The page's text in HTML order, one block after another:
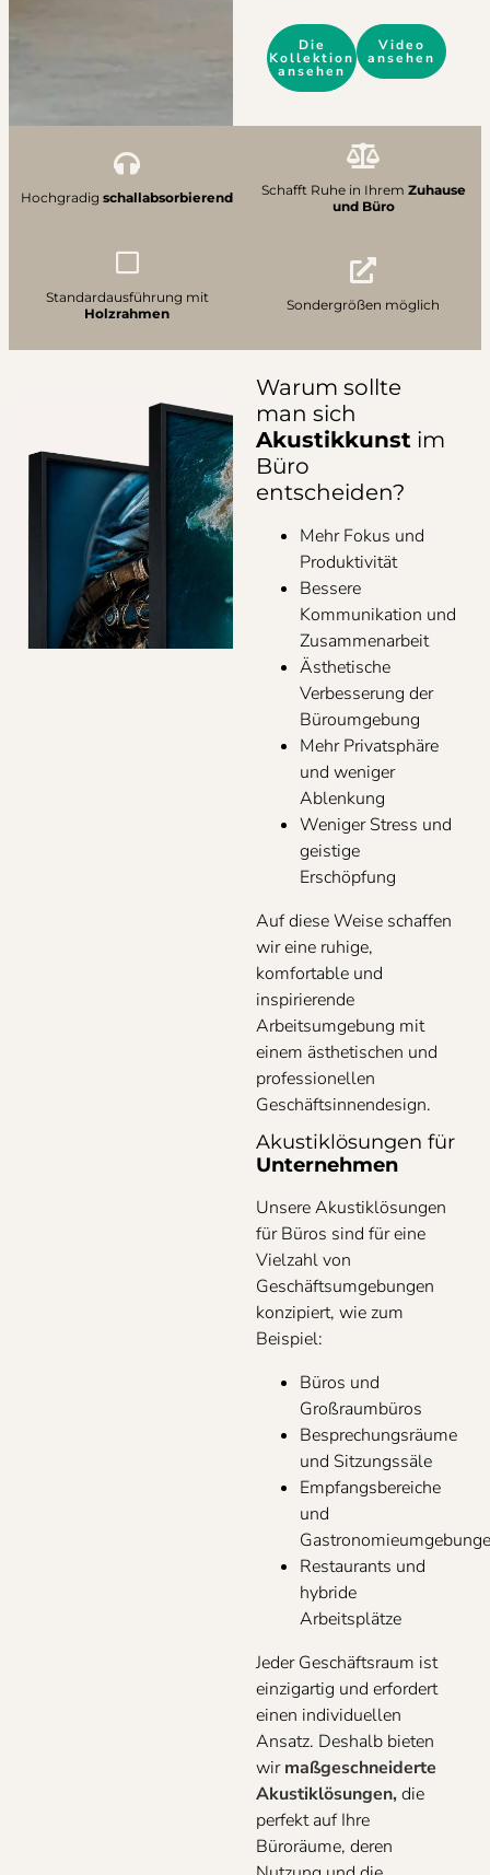
Die
Kollektion
ansehen
Video
ansehen
Hochgradig schallabsorbierend Schafft Ruhe in Ihrem Zuhause
und Büro
Standardausführung mit
Holzrahmen
Sondergrößen möglich
Warum sollte
man sich
Akustikkunst im
Büro
entscheiden?
Mehr Fokus und
Produktivität
Bessere
Kommunikation und
Zusammenarbeit
Ästhetische
Verbesserung der
Büroumgebung
Mehr Privatsphäre
und weniger
Ablenkung
Weniger Stress und
geistige
Erschöpfung
Auf diese Weise schaffen
wir eine ruhige,
komfortable und
inspirierende
Arbeitsumgebung mit
einem ästhetischen und
professionellen
Geschäftsinnendesign.
Akustiklösungen für
Unternehmen
Unsere Akustiklösungen
für Büros sind für eine
Vielzahl von
Geschäftsumgebungen
konzipiert, wie zum
Beispiel:
Büros und
Großraumbüros
Besprechungsräume
und Sitzungssäle
Empfangsbereiche
und
Restaurants und
hybride
Arbeitsplätze
Jeder Geschäftsraum ist
einzigartig und erfordert
einen individuellen
Ansatz. Deshalb bieten
wirmaßgeschneiderte
Akustiklösungen, die
perfekt auf Ihre
Büroräume, deren